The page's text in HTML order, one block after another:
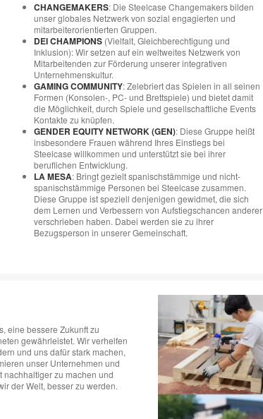
CHANGEMAKERS: Die Steelcase Changemakers bilden
unser globales Netzwerk von sozial engagierten und
mitarbeiterorientierten Gruppen.
DEI CHAMPIONS (Vielfalt, Gleichberechtigung und
Inklusion): Wir setzen auf ein weltweites Netzwerk von
Mitarbeitenden zur Förderung unserer integrativen
Unternehmenskultur.
GAMING COMMUNITY: Zelebriert das Spielen in all seinen
Formen (Konsolen-, PC- und Brettspiele) und bietet damit
die Möglichkeit, durch Spiele und gesellschaftliche Events
Kontakte zu knüpfen.
GENDER EQUITY NETWORK (GEN): Diese Gruppe heißt
insbesondere Frauen während Ihres Einstiegs bei
Steelcase willkommen und unterstützt sie bei ihrer
beruflichen Entwicklung.
LA MESA: Bringt gezielt spanischstämmige und nicht-
spanischstämmige Personen bei Steelcase zusammen.
Diese Gruppe ist speziell denjenigen gewidmet, die sich
dem Lernen und Verbessern von Aufstiegschancen anderer
verschrieben haben. Dabei werden sie zu ihrer
Bezugsperson in unserer Gemeinschaft.
eine bessere Zukunft zu
gewährleistet. Wir verhelfen
und uns dafür stark machen,
unser Unternehmen und
nachhaltiger zu machen und
der Welt, besser zu werden.